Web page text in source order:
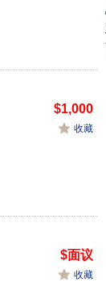
$1,000
收藏
$面议
收藏